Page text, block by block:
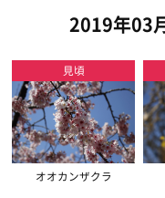
2019年03
見頃
オオカンザクラ